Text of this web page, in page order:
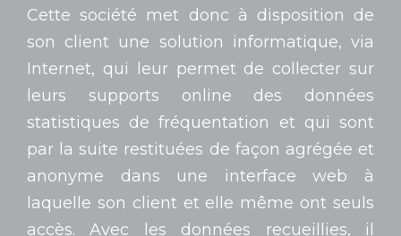
Cette société met donc à disposition de
son client une solution informatique, via
Internet, qui leur permet de collecter sur
leurs supports online des données
statistiques de fréquentation et qui sont
par la suite restituées de façon agrégée et
anonyme dans une interface web à
laquelle son client et elle même ont seuls
accès. Avec les données recueillies, il